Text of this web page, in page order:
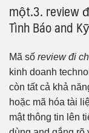
một.3. review
Tình Báo and
Mã số review đi
kinh doanh
còn tất cả khả
hoặc mã hóa tài
mật thông tin lên